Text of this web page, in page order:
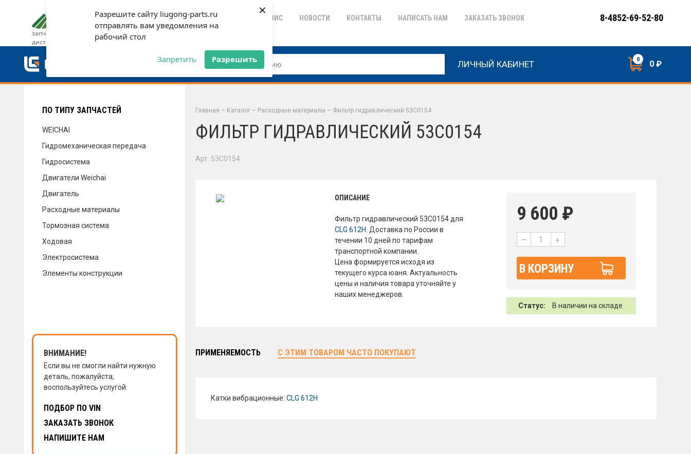
Разрешите сайту liugong-parts.ru
отправлять вам уведомления на
рабочий стол
Запретить Разрешить
×
запчасти от официального
дистрибьютора
ДОСТАВКА И ОПЛАТА ГАРАНТИЯ СЕРВИС НОВОСТИ КОНТАКТЫ НАПИСАТЬ НАМ ЗАКАЗАТЬ ЗВОНОК
ДОСТАВКА И ОПЛАТА
СЕРВИС
ЗАКАЗАТЬ ЗВОНОК
8-4852-69-52-80
ЛИЧНЫЙ КАБИНЕТ 0 0 ₽
ПО ТИПУ ЗАПЧАСТЕЙ
WEICHAI
Гидромеханическая передача
Гидросистема
Двигатели Weichai
Двигатель
Расходные материалы
Тормозная система
Ходовая
Электросистема
Элементы конструкции
ВНИМАНИЕ!
Если вы не смогли найти нужную
деталь, пожалуйста,
воспользуйтесь услугой:
ПОДБОР ПО VIN
ЗАКАЗАТЬ ЗВОНОК
НАПИШИТЕ НАМ
Главная – Каталог – Расходные материалы – Фильтр гидравлический 53C0154
ФИЛЬТР ГИДРАВЛИЧЕСКИЙ 53C0154
Арт. 53C0154
ОПИСАНИЕ
Фильтр гидравлический 53C0154 для
CLG 612H . Доставка по России в
течении 10 дней по тарифам
транспортной компании.
Цена формируется исходя из
текущего курса юаня. Актуальность
цены и наличия товара уточняйте у
наших менеджеров.
9 600 ₽
— +
В КОРЗИНУ
Статус: В наличии на складе
ПРИМЕНЯЕМОСТЬ С ЭТИМ ТОВАРОМ ЧАСТО ПОКУПАЮТ
Катки вибрационные: CLG 612H